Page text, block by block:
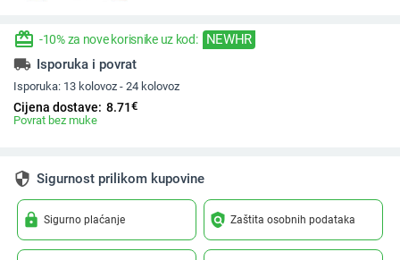
redeem -10% za nove korisnike uz kod: NEWHR
local_shipping Isporuka i povrat
Isporuka: 13 kolovoz - 24 kolovoz
Cijena dostave: 8.71€
Povrat bez muke
security Sigurnost prilikom kupovine
lock Sigurno plaćanje policy Zaštita osobnih podataka